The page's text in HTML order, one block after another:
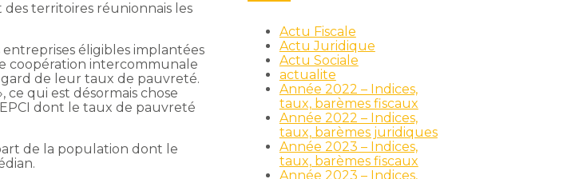
territoires réunionnais les
entreprises éligibles implantées
coopération intercommunale
de leur taux de pauvreté.
qui est désormais chose
dont le taux de pauvreté
de la population dont le
Actu Fiscale
Actu Juridique
Actu Sociale
actualite
Année 2022 – Indices,
taux, barèmes fiscaux
Année 2022 – Indices,
taux, barèmes juridiques
Année 2023 – Indices,
taux, barèmes fiscaux
Année 2023 – Indices,